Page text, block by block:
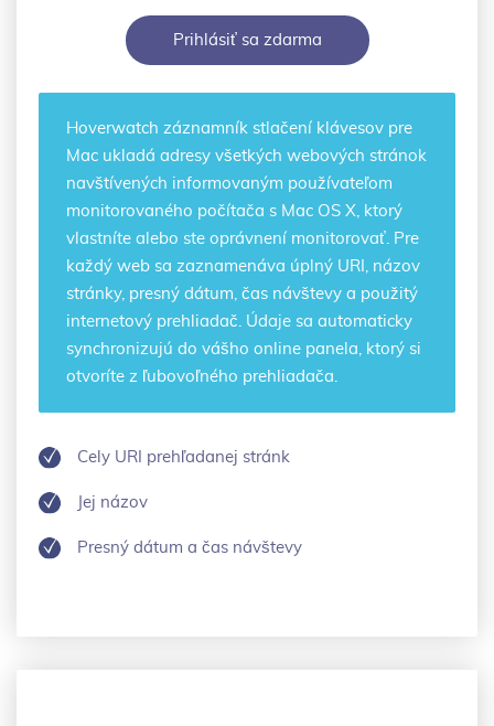
Prihlásiť sa zdarma
Hoverwatch záznamník stlačení klávesov pre
Mac ukladá adresy všetkých webových stránok
navštívených informovaným používateľom
monitorovaného počítača s Mac OS X, ktorý
vlastníte alebo ste oprávnení monitorovať. Pre
každý web sa zaznamenáva úplný URI, názov
stránky, presný dátum, čas návštevy a použitý
internetový prehliadač. Údaje sa automaticky
synchronizujú do vášho online panela, ktorý si
otvoríte z ľubovoľného prehliadača.
Cely URI prehľadanej stránk
Jej názov
Presný dátum a čas návštevy